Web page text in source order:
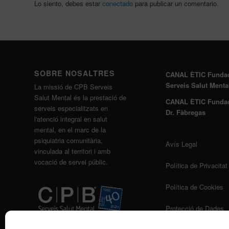
Lo siento, debes estar conectado para publicar un comentario.
SOBRE NOSALTRES
La missió de CPB Serveis
Salut Mental és la prestació de
serveis especialitzats en
l'atenció integral en salut
mental, en el marc de la
psiquiatria comunitària,
vinculada al territori i amb
vocació de servei públic.
CANAL ÈTIC
Serveis Salut
CANAL ÈTIC
Dr. Fàbregas
Avís Legal
Política de Privacitat
Política de Cookies
Protecció de Dades